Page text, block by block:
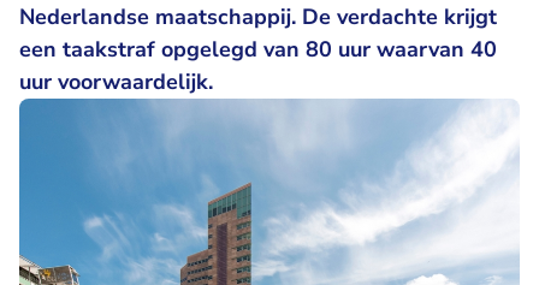
Nederlandse maatschappij. De verdachte krijgt
een taakstraf opgelegd van 80 uur waarvan 40
uur voorwaardelijk.